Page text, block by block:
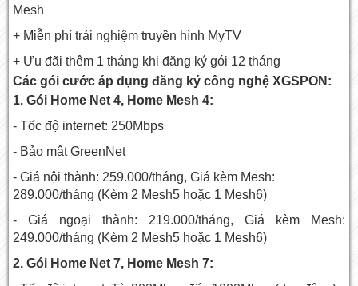
Mesh
+ Miễn phí trải nghiệm truyền hình MyTV
+ Ưu đãi thêm 1 tháng khi đăng ký gói 12 tháng
Các gói cước áp dụng đăng ký công nghệ XGSPON:
1. Gói Home Net 4, Home Mesh 4:
- Tốc độ internet: 250Mbps
- Bảo mật GreenNet
- Giá nội thành: 259.000/tháng, Giá kèm Mesh:
289.000/tháng (Kèm 2 Mesh5 hoặc 1 Mesh6)
- Giá ngoại thành: 219.000/tháng, Giá kèm Mesh:
249.000/tháng (Kèm 2 Mesh5 hoặc 1 Mesh6)
2. Gói Home Net 7, Home Mesh 7: